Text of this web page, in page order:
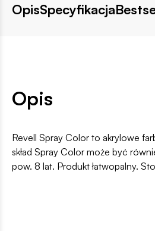
OpisSpecyfikacja
Opis
Revell Spray Color to akrylowe
skład Spray Color może być
pow. 8 lat. Produkt łatwopalny.